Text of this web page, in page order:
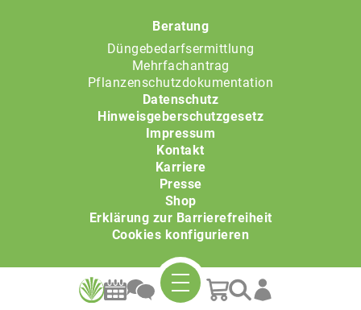
Beratung
Düngebedarfsermittlung
Mehrfachantrag
Pflanzenschutzdokumentation
Datenschutz
Hinweisgeberschutzgesetz
Impressum
Kontakt
Karriere
Presse
Shop
Erklärung zur Barrierefreiheit
Cookies konfigurieren